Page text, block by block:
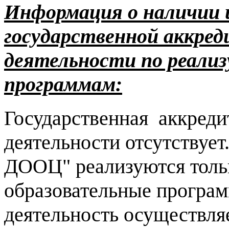
Информация о наличии
государственной
деятельности по
программам:
Государственная
деятельности
ДООЦ" реализуются
образовательные
деятельность